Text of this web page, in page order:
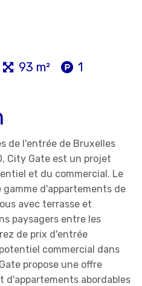
93 m² 1
de l'entrée de Bruxelles
City Gate est un projet
et du commercial. Le
d'appartements de
avec terrasse et
paysagers entre les
de prix d'entrée
commercial dans
propose une offre
d'appartements abordables